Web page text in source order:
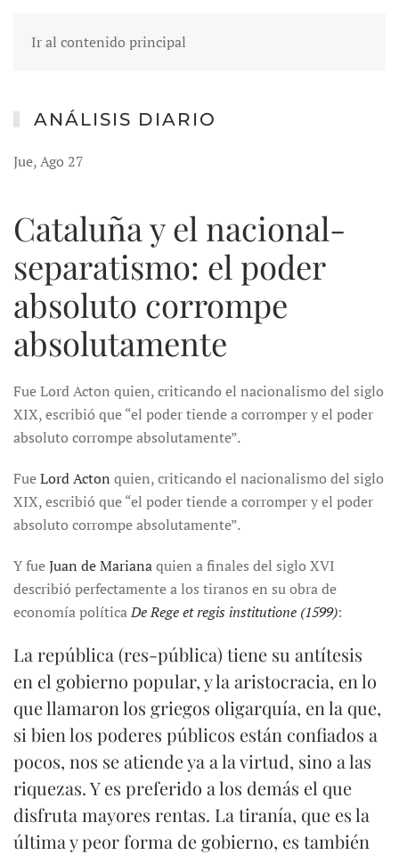
Ir al contenido principal
ANÁLISIS DIARIO
Jue, Ago 27
Cataluña y el nacional-
separatismo: el poder
absoluto corrompe
absolutamente
Fue Lord Acton quien, criticando el nacionalismo del siglo
XIX, escribió que “el poder tiende a corromper y el poder
absoluto corrompe absolutamente”.
FueLord Acton quien, criticando el nacionalismo del siglo
XIX, escribió que “el poder tiende a corromper y el poder
absoluto corrompe absolutamente”.
Y fueJuan de Marianaquien a finales del siglo XVI
describió perfectamente a los tiranos en su obra de
economía políticaDe Rege et regis institutione (1599):
La república (res-pública) tiene su antítesis
en el gobierno popular, y la aristocracia, en lo
que llamaron los griegos oligarquía, en la que,
si bien los poderes públicos están confiados a
pocos, nos se atiende ya a la virtud, sino a las
riquezas. Y es preferido a los demás el que
disfruta mayores rentas. La tiranía, que es la
última y peor forma de gobierno, es también